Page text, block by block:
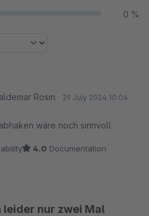
0 %
Rosin 29 July 2024 10:04
wäre noch sinnvoll.
4.0 Documentation
leider nur zwei Mal